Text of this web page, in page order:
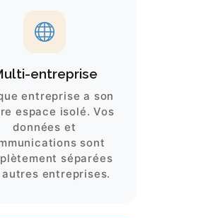
entreprise
entreprise a son
espace isolé. Vos
données et
sont
séparées
autres entreprises.